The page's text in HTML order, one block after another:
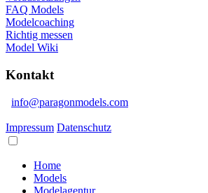
FAQ Models
Modelcoaching
Richtig messen
Model Wiki
Kontakt
info@paragonmodels.com
Impressum Datenschutz
Home
Models
Modelagentur